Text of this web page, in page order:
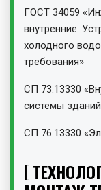
ГОСТ 34059
внутренние.
холодного
требования»
СП 73.13330
системы
СП 76.13330